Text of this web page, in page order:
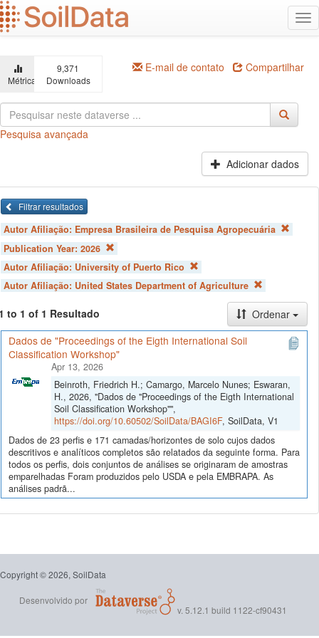
Ir
para
o
principal
Métricas
9,371
Downloads
E-mail de contato Compartilhar
Pesquisa avançada
Adicionar dados
Filtrar resultados
Autor Afiliação: Empresa Brasileira de Pesquisa Agropecuária
Publication Year: 2026
Autor Afiliação: University of Puerto Rico
Autor Afiliação: United States Department of Agriculture
to 1 of 1 Resultado
Ordenar
Dados de "Proceedings of the Eigth International Soil
Classification Workshop"
Apr 13, 2026
Beinroth, Friedrich H.; Camargo, Marcelo Nunes; Eswaran,
H., 2026, "Dados de "Proceedings of the Eigth International
Soil Classification Workshop"",
https://doi.org/10.60502/SoilData/BAGI6F, SoilData, V1
Dados de 23 perfis e 171 camadas/horizontes de solo cujos dados
descritivos e analíticos completos são relatados da seguinte forma. Para
todos os perfis, dois conjuntos de análises se originaram de amostras
emparelhadas Foram produzidos pelo USDA e pela EMBRAPA. As
análises padrã...
Copyright © 2026, SoilData
Desenvolvido por
v. 5.12.1 build 1122-cf90431